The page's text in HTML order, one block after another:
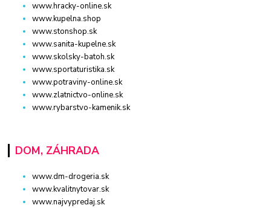
www.hracky-online.sk
www.kupelna.shop
www.stonshop.sk
www.sanita-kupelne.sk
www.skolsky-batoh.sk
www.sportaturistika.sk
www.potraviny-online.sk
www.zlatnictvo-online.sk
www.rybarstvo-kamenik.sk
DOM, ZÁHRADA
www.dm-drogeria.sk
www.kvalitnytovar.sk
www.najvypredaj.sk